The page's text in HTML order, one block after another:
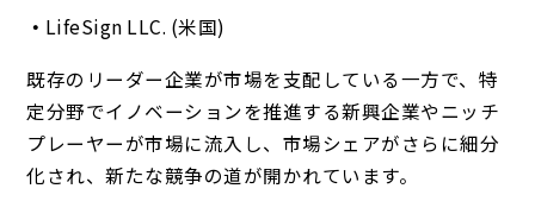
LifeSign LLC. (米国)
既存のリーダー企業が市場を支配している一方で、特
定分野でイノベーションを推進する新興企業やニッチ
プレーヤーが市場に流入し、市場シェアがさらに細分
化され、新たな競争の道が開かれています。